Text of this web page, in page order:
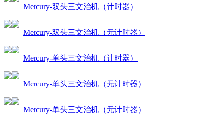
Mercury-双头三文治机（计时器）
Mercury-双头三文治机（无计时器）
Mercury-单头三文治机（计时器）
Mercury-单头三文治机（无计时器）
Mercury-单头三文治机（无计时器）